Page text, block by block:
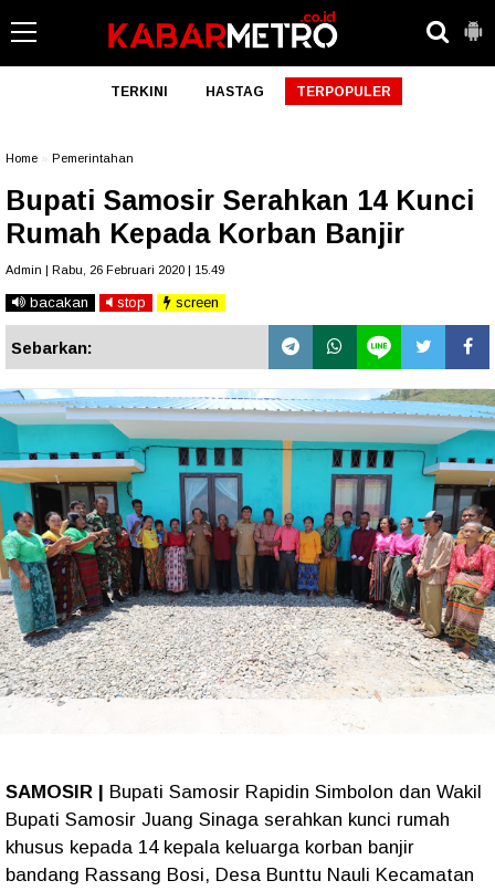
TERKINI HASTAG TERPOPULER
Home Pemerintahan
Bupati Samosir Serahkan 14 Kunci
Rumah Kepada Korban Banjir
Admin | Rabu, 26 Februari 2020 | 15.49
bacakan stop screen
Sebarkan:
SAMOSIR | Bupati Samosir Rapidin Simbolon dan Wakil
Bupati Samosir Juang Sinaga serahkan kunci rumah
khusus kepada 14 kepala keluarga korban banjir
bandang Rassang Bosi, Desa Bunttu Nauli Kecamatan